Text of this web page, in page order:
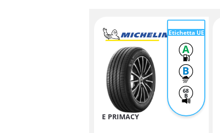
Etichetta UE
A
B
68
B
E PRIMACY